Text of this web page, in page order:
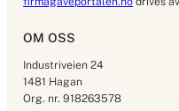
OM OSS
Industriveien 24
1481 Hagan
Org. nr. 918263578